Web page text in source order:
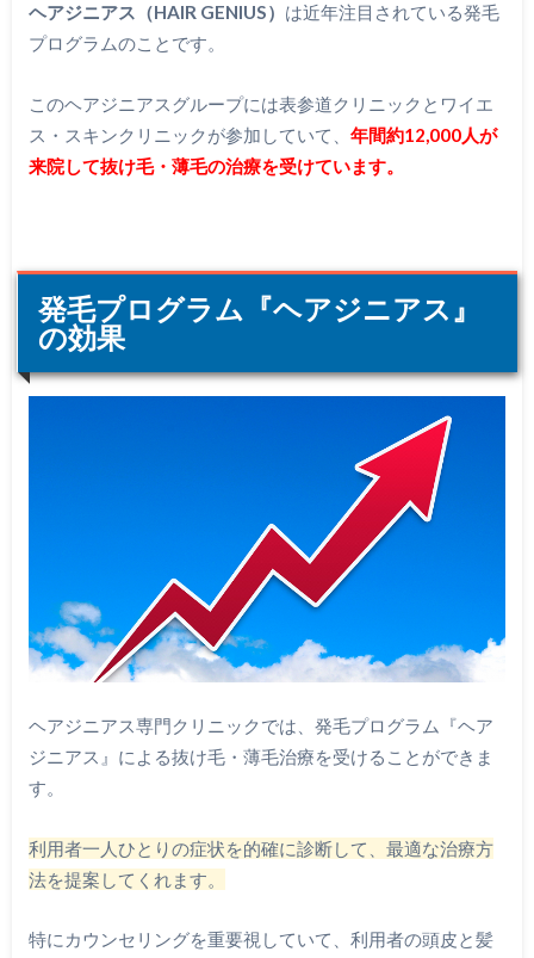
ヘアジニアス（HAIR GENIUS） は近年注目されている発毛
プログラムのことです。
このヘアジニアスグループには表参道クリニックとワイエ
ス・スキンクリニックが参加していて、 年間約12,000人が
来院して抜け毛・薄毛の治療を受けています。
発毛プログラム『ヘアジニアス』
の効果
ヘアジニアス専門クリニックでは、発毛プログラム『ヘア
ジニアス』による抜け毛・薄毛治療を受けることができま
す。
利用者一人ひとりの症状を的確に診断して、最適な治療方
法を提案してくれます。
特にカウンセリングを重要視していて、利用者の頭皮と髪